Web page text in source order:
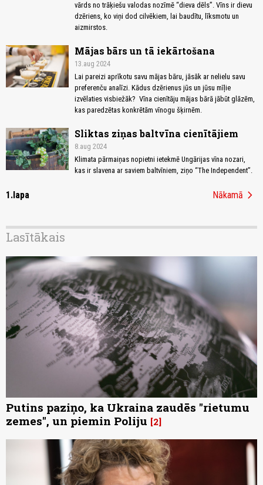
vārds no trāķiešu valodas nozīmē “dieva dēls”. Vīns ir dievu
dzēriens, ko viņi dod cilvēkiem, lai baudītu, līksmotu un
aizmirstos.
Mājas bārs un tā iekārtošana
13.aug 2024
Lai pareizi aprīkotu savu mājas bāru, jāsāk ar nelielu savu
preferenču analīzi. Kādus dzērienus jūs un jūsu mīļie
izvēlaties visbiežāk? Vīna cienītāju mājas bārā jābūt glāzēm,
kas paredzētas konkrētām vīnogu šķirnēm.
Sliktas ziņas baltvīna cienītājiem
8.aug 2024
Klimata pārmaiņas nopietni ietekmē Ungārijas vīna nozari,
kas ir slavena ar saviem baltvīniem, ziņo “The Independent”.
1.lapa Nākamā chevron_right
Lasītākais
Putins paziņo, ka Ukraina zaudēs "rietumu
zemes", un piemin Poliju 2